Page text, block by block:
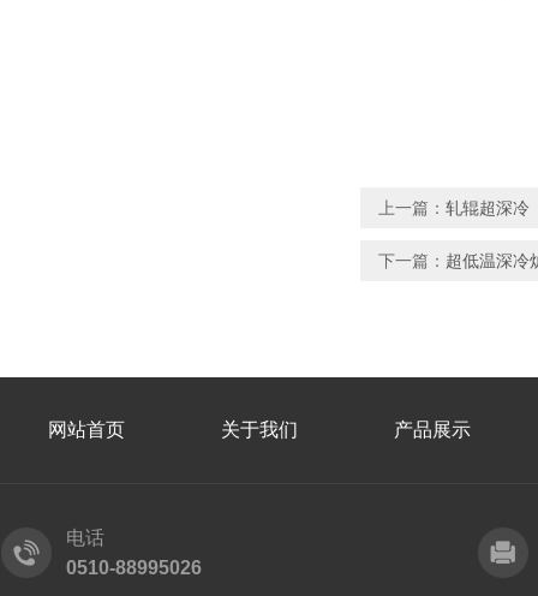
上一篇： 轧辊超深冷
下一篇： 超低温深冷
网站首页 关于我们 产品展示
电话
0510-88995026